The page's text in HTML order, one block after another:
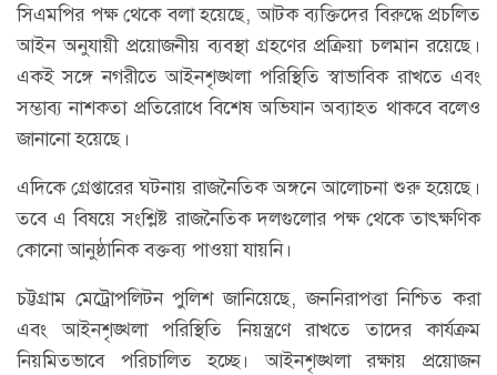
সিএমপির পক্ষ থেকে বলা হয়েছে, আটক ব্যক্তিদের বিরুদ্ধে প্রচলিত
আইন অনুযায়ী প্রয়োজনীয় ব্যবস্থা গ্রহণের প্রক্রিয়া চলমান রয়েছে।
একই সঙ্গে নগরীতে আইনশৃঙ্খলা পরিস্থিতি স্বাভাবিক রাখতে এবং
সম্ভাব্য নাশকতা প্রতিরোধে বিশেষ অভিযান অব্যাহত থাকবে বলেও
জানানো হয়েছে।
এদিকে গ্রেপ্তারের ঘটনায় রাজনৈতিক অঙ্গনে আলোচনা শুরু হয়েছে।
তবে এ বিষয়ে সংশ্লিষ্ট রাজনৈতিক দলগুলোর পক্ষ থেকে তাৎক্ষণিক
কোনো আনুষ্ঠানিক বক্তব্য পাওয়া যায়নি।
চট্টগ্রাম মেট্রোপলিটন পুলিশ জানিয়েছে, জননিরাপত্তা নিশ্চিত করা
এবং আইনশৃঙ্খলা পরিস্থিতি নিয়ন্ত্রণে রাখতে তাদের কার্যক্রম
নিয়মিতভাবে পরিচালিত হচ্ছে। আইনশৃঙ্খলা রক্ষায় প্রয়োজন